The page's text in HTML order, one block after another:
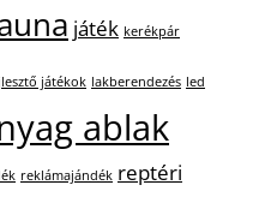
játék kerékpár
játékok lakberendezés led
ablak
reklámajándék reptéri